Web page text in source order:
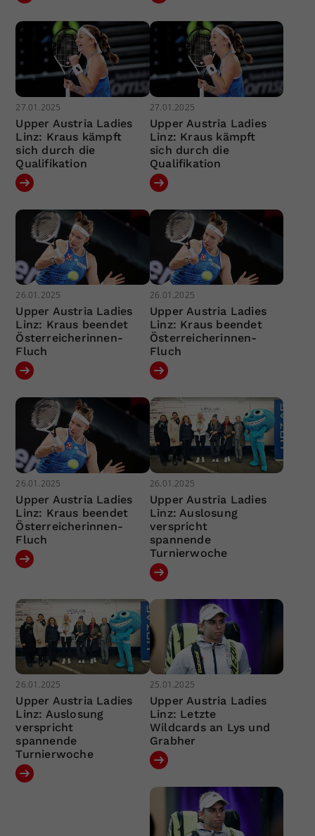
27.01.2025
Upper Austria Ladies
Linz: Kraus kämpft
sich durch die
Qualifikation
27.01.2025
Upper Austria Ladies
Linz: Kraus kämpft
sich durch die
Qualifikation
26.01.2025
Upper Austria Ladies
Linz: Kraus beendet
Österreicherinnen-
Fluch
26.01.2025
Upper Austria Ladies
Linz: Kraus beendet
Österreicherinnen-
Fluch
26.01.2025
Upper Austria Ladies
Linz: Kraus beendet
Österreicherinnen-
Fluch
26.01.2025
Upper Austria Ladies
Linz: Auslosung
verspricht
spannende
Turnierwoche
26.01.2025
Upper Austria Ladies
Linz: Auslosung
verspricht
spannende
Turnierwoche
25.01.2025
Upper Austria Ladies
Linz: Letzte
Wildcards an Lys und
Grabher